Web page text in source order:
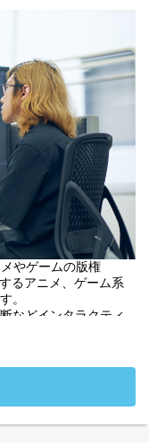
やゲームの版権
るアニメ、ゲーム系
。
などインタラクティ
わることができる環